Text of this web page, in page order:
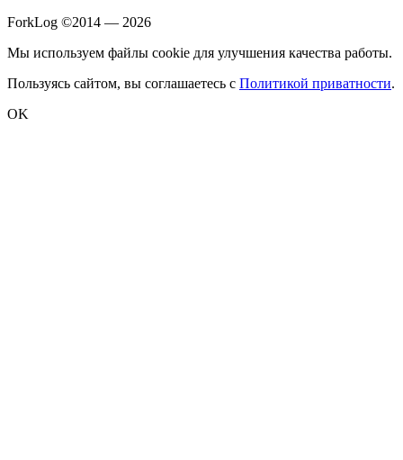
ForkLog ©2014 — 2026
Мы используем файлы cookie для улучшения качества работы.
Пользуясь сайтом, вы соглашаетесь с Политикой приватности.
OK